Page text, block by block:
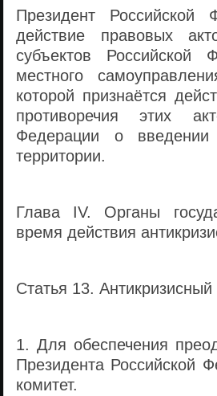
Президент Российской
действие правовых
субъектов Российской
местного
которой признаётся
противоречия этих
Федерации о введении
территории.
Глава IV. Органы
время действия
Статья 13. Антикризисный
1. Для обеспечения
Президента Российской
комитет.